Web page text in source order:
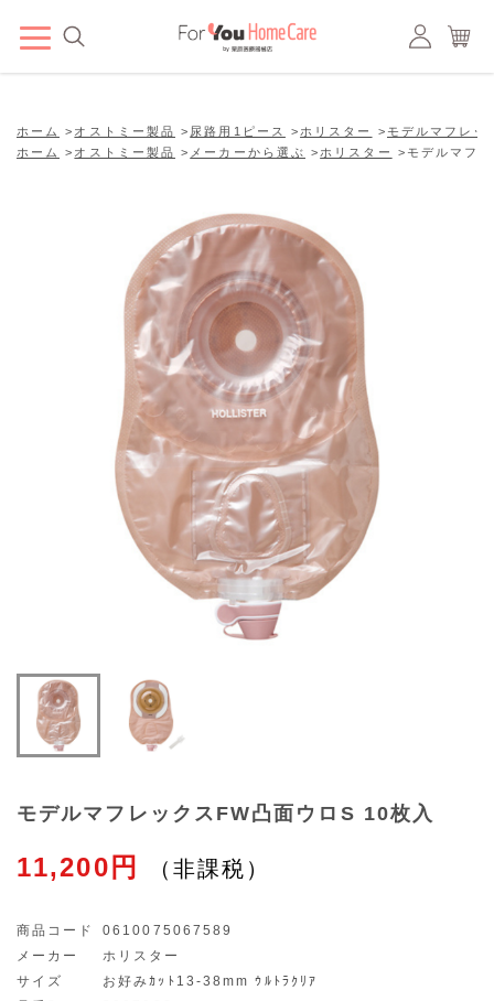
ホーム > オストミー製品 > 尿路用1ピース > ホリスター > モデルマフレッ
ホーム
> オストミー製品 > メーカーから選ぶ > ホリスター > モデルマフ
モデルマフレックスFW凸面ウロS 10枚入
11,200円
商品コード
0610075067589
メーカー
ホリスター
サイズ
お好みｶｯﾄ13-38mm ｳﾙﾄﾗｸﾘｱ